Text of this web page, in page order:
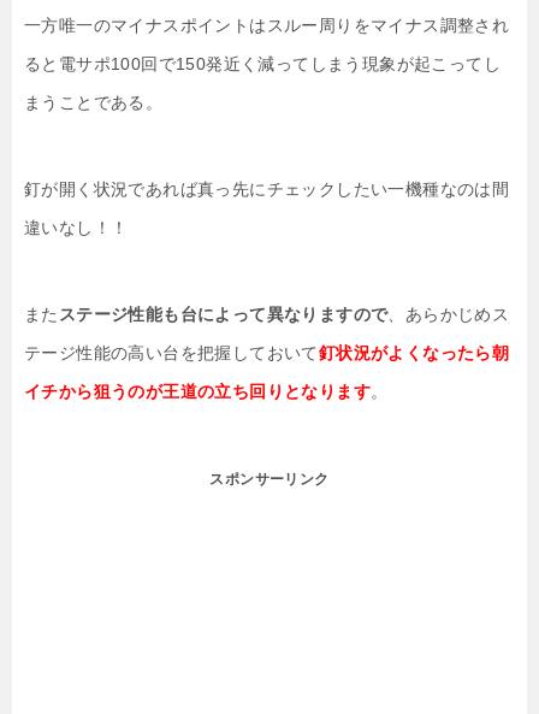
一方唯一のマイナスポイントはスルー周りをマイナス調整され
ると電サポ100回で150発近く減ってしまう現象が起こってし
まうことである。
釘が開く状況であれば真っ先にチェックしたい一機種なのは間
違いなし！！
また ステージ性能も台によって異なりますので、あらかじめス
テージ性能の高い台を把握しておいて釘状況がよくなったら朝
イチから狙うのが王道の立ち回りとなります。
スポンサーリンク